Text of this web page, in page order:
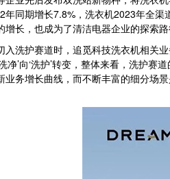
同期增长7.8%，洗衣机2023年全
长，也成为了清洁电器企业的探索路
护赛道时，追觅科技洗衣机相关
净’向‘洗护’转变，整体来看，洗护
务增长曲线，而不断丰富的细分场